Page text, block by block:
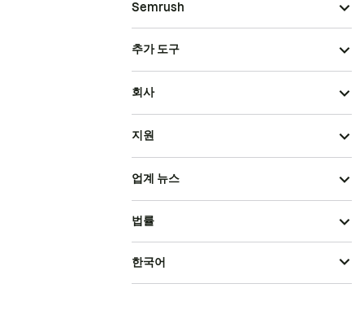
Semrush
추가 도구
회사
지원
업계 뉴스
법률
한국어